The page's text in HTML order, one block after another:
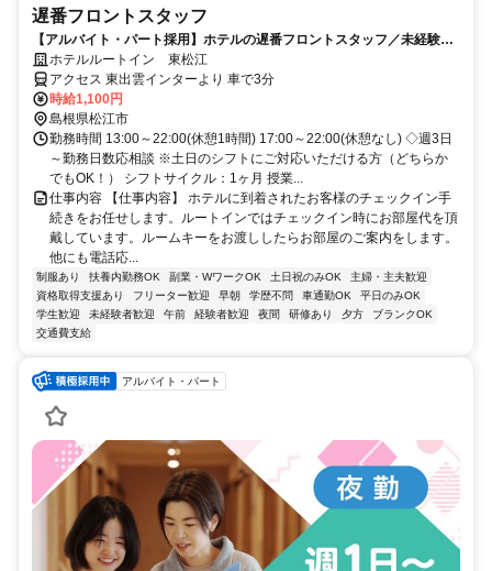
遅番フロントスタッフ
【アルバイト・パート採用】ホテルの遅番フロントスタッフ／未経験歓
迎！働きながら接客スキルも身につく
ホテルルートイン 東松江
アクセス 東出雲インターより 車で3分
時給1,100円
島根県松江市
勤務時間 13:00～22:00(休憩1時間) 17:00～22:00(休憩なし) ◇週3日
～勤務日数応相談 ※土日のシフトにご対応いただける方（どちらか
でもOK！） シフトサイクル：1ヶ月 授業...
仕事内容 【仕事内容】 ホテルに到着されたお客様のチェックイン手
続きをお任せします。ルートインではチェックイン時にお部屋代を頂
戴しています。ルームキーをお渡ししたらお部屋のご案内をします。
他にも電話応...
制服あり 扶養内勤務OK 副業・WワークOK 土日祝のみOK
主婦・主夫歓迎
資格取得支援あり
フリーター歓迎 早朝 学歴不問 車通勤OK
平日のみOK
学生歓迎
未経験者歓迎 午前 経験者歓迎 夜間 研修あり 夕方
ブランクOK
交通費支給
アルバイト・パート